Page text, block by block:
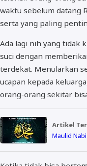
waktu sebelum datang
serta yang paling
Ada lagi nih yang tidak
suci dengan
terdekat. Menularkan
ucapan kepada
orang-orang sekitar
Artikel
Maulid